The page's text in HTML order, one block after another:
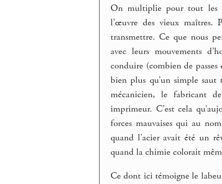
On multiplie pour tout les
l’œuvre des vieux maîtres.
transmettre. Ce que nous
avec leurs mouvements
conduire (combien de
bien plus qu’un simple saut
mécanicien, le fabricant
imprimeur. C’est cela
forces mauvaises qui au
quand l’acier avait été un
quand la chimie colorait
Ce dont ici témoigne le